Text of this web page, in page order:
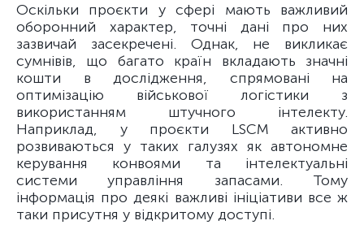
Оскільки проєкти у сфері мають важливий
оборонний характер, точні дані про них
зазвичай засекречені. Однак, не викликає
сумнівів, що багато країн вкладають значні
кошти в дослідження, спрямовані на
оптимізацію військової логістики з
використанням штучного інтелекту.
Наприклад, у проєкти LSCM активно
розвиваються у таких галузях як автономне
керування конвоями та інтелектуальні
системи управління запасами. Тому
інформація про деякі важливі ініціативи все ж
таки присутня у відкритому доступі.